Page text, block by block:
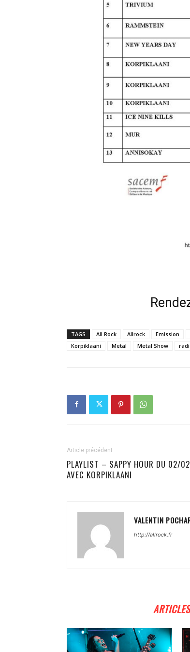
TAGS All Rock Allrock Emission
Korpiklaani
Metal Metal Show
Article précédent
PLAYLIST – SAPPY HOUR DU 02/
AVEC KORPIKLAANI
VALENTIN
http://allrock.fr